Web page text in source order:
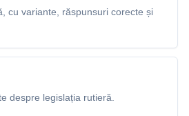
cu variante, răspunsuri corecte și
despre legislația rutieră.